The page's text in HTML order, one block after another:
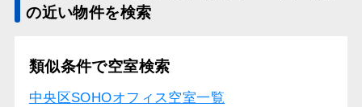
の近い物件を検索
類似条件で空室検索
中央区SOHOオフィス空室一覧